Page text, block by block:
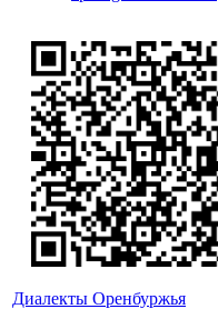
Диалекты Оренбуржья